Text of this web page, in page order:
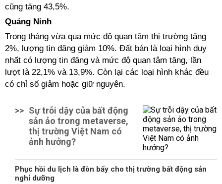
cũng tăng 43,5%.
Quảng Ninh
Trong tháng vừa qua mức độ quan tâm thị trường tăng
2%, lượng tin đăng giảm 10%. Đất bán là loại hình duy
nhất có lượng tin đăng và mức độ quan tâm tăng, lần
lượt là 22,1% và 13,9%. Còn lại các loại hình khác đều
có chỉ số giảm hoặc giữ nguyên.
>> Sự trỗi dậy của bất động
sản ảo trong metaverse,
thị trường Việt Nam có
ảnh hưởng?
Phục hồi du lịch là đòn bẩy cho thị trường bất động sản
nghỉ dưỡng